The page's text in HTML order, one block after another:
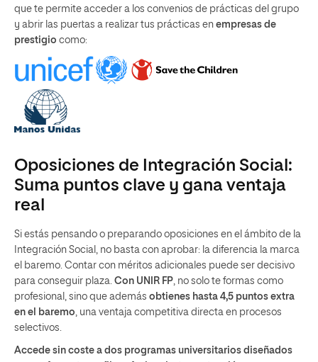
que te permite acceder a los convenios de prácticas del grupo
y abrir las puertas a realizar tus prácticas en empresas de
prestigio como:
Oposiciones de Integración Social:
Suma puntos clave y gana ventaja
real
Si estás pensando o preparando oposiciones en el ámbito de la
Integración Social, no basta con aprobar: la diferencia la marca
el baremo. Contar con méritos adicionales puede ser decisivo
para conseguir plaza. Con UNIR FP , no solo te formas como
profesional, sino que además obtienes hasta 4,5 puntos extra
en el baremo , una ventaja competitiva directa en procesos
selectivos.
Accede sin coste a dos programas universitarios diseñados